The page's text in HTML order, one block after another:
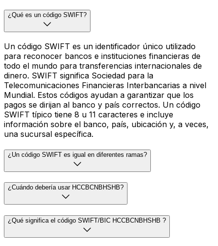
¿Qué es un código SWIFT?
Un código SWIFT es un identificador único utilizado
para reconocer bancos e instituciones financieras de
todo el mundo para transferencias internacionales de
dinero. SWIFT significa Sociedad para la
Telecomunicaciones Financieras Interbancarias a nivel
Mundial. Estos códigos ayudan a garantizar que los
pagos se dirijan al banco y país correctos. Un código
SWIFT típico tiene 8 u 11 caracteres e incluye
información sobre el banco, país, ubicación y, a veces,
una sucursal específica.
¿Un código SWIFT es igual en diferentes ramas?
¿Cuándo debería usar HCCBCNBHSHB?
¿Qué significa el código SWIFT/BIC HCCBCNBHSHB ?